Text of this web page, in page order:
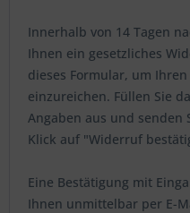
Innerhalb von 14 Tagen
Ihnen ein gesetzliches
dieses Formular, um
einzureichen. Füllen Sie
Angaben aus und senden
Klick auf "Widerruf
Eine Bestätigung mit
Ihnen unmittelbar per E-